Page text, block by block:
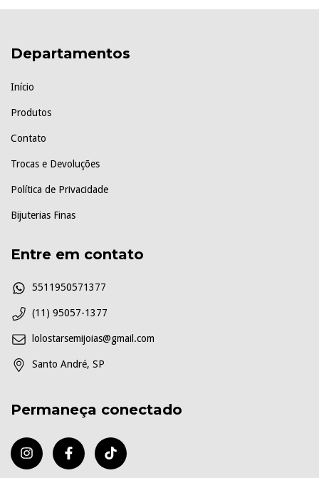
Departamentos
Início
Produtos
Contato
Trocas e Devoluções
Política de Privacidade
Bijuterias Finas
Entre em contato
5511950571377
(11) 95057-1377
lolostarsemijoias@gmail.com
Santo André, SP
Permaneça conectado